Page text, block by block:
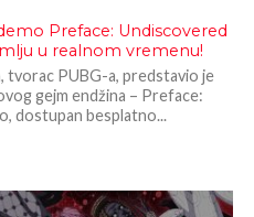
Preface: Undiscovered
u realnom vremenu!
tvorac PUBG-a, predstavio je
gejm endžina – Preface:
dostupan besplatno...